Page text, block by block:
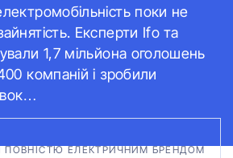
поки не
Експерти Ifo та
1,7 мільйона оголошень
компаній і зробили
ПОВНІСТЮ ЕЛЕКТРИЧНИМ БРЕНДОМ